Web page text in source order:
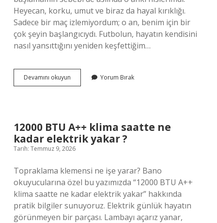
Heyecan, korku, umut ve biraz da hayal kırıklığı.
Sadece bir maç izlemiyordum; o an, benim için bir
çok şeyin başlangıcıydı. Futbolun, hayatın kendisini
nasıl yansıttığını yeniden keşfettiğim…
Devamını okuyun
Galatasaray
Yorum Bırak
12000 BTU A++ klima saatte ne
kadar elektrik yakar ?
Tarih: Temmuz 9, 2026
Topraklama klemensi ne işe yarar? Bano
okuyucularına özel bu yazımızda “12000 BTU A++
klima saatte ne kadar elektrik yakar” hakkında
pratik bilgiler sunuyoruz. Elektrik günlük hayatın
görünmeyen bir parçası. Lambayı açarız yanar,